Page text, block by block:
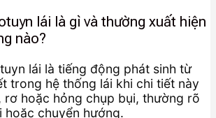
lái là gì và thường xuất hiện
nào?
lái là tiếng động phát sinh từ
trong hệ thống lái khi chi tiết này
rơ hoặc hỏng chụp bụi, thường rõ
hoặc chuyển hướng.